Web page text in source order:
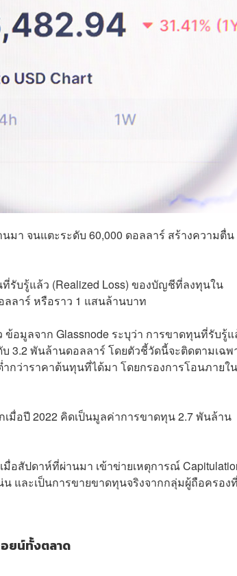
มา จนแตะระดับ 60,000 ดอลลาร์ สร้างความตื่น
รับรู้แล้ว (Realized Loss) ของบัญชีที่ลงทุนใน
ลาร์ หรือราว 1 แสนล้านบาท
อมูลจาก Glassnode ระบุว่า การขาดทุนที่รับรู้แ
3.2 พันล้านดอลลาร์ โดยตัวชี้วัดนี้จะติดตามเฉพ
กว่าราคาต้นทุนที่ได้มา โดยกรองการโอนภายใน
มื่อปี 2022 คิดเป็นมูลค่าการขาดทุน 2.7 พันล้าน
อสัปดาห์ที่ผ่านมา เข้าข่ายเหตุการณ์
และเป็นการขายขาดทุนจริงจากกลุ่มผู้ถือครอง
ยน์ทั้งตลาด